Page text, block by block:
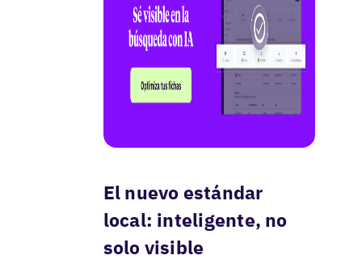
El nuevo estándar
local: inteligente, no
solo visible